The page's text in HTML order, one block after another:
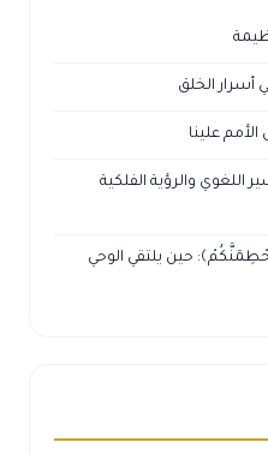
أسرار الخلق
الأمم علينا
اللغوي والرؤية الفلكية
حين يلتقي الوحي